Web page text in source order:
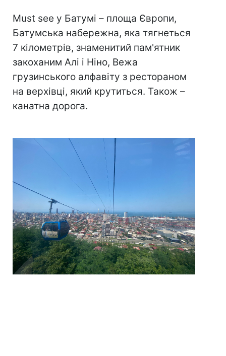
Must see у Батумі – площа Європи,
Батумська набережна, яка тягнеться
7 кілометрів, знаменитий пам'ятник
закоханим Алі і Ніно, Вежа
грузинського алфавіту з рестораном
на верхівці, який крутиться. Також –
канатна дорога.